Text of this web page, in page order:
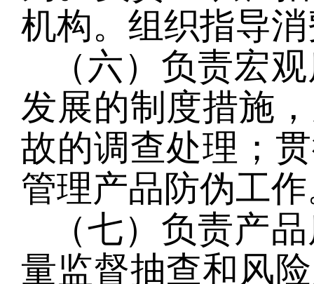
机构。组织指导
（六）负责宏
发展的制度措施
故的调查处理；
管理产品防伪工
（七）负责产
量监督抽查和风